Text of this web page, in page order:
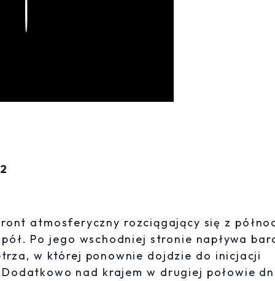
atmosferyczny rozciągający się z
Po jego wschodniej stronie napływa
w której ponownie dojdzie do inicjacji
nad krajem w drugiej połowie